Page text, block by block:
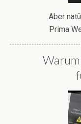
Aber
Prima
Warum